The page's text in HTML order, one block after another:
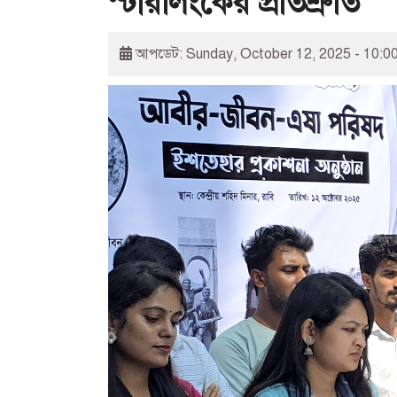
আপডেট: Sunday, October 12, 2025 -